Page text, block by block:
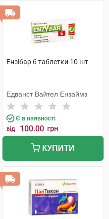
Ензібар 6 таблетки 10 шт
Едванст Вайтел Ензаймз
Є в наявності
від 100.00 грн
КУПИТИ